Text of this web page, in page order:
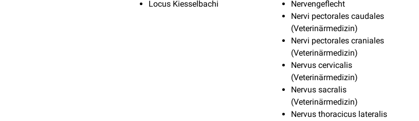
Locus Kiesselbachi
Nervengeflecht
Nervi pectorales caudales
(Veterinärmedizin)
Nervi pectorales craniales
(Veterinärmedizin)
Nervus cervicalis
(Veterinärmedizin)
Nervus sacralis
(Veterinärmedizin)
Nervus thoracicus lateralis